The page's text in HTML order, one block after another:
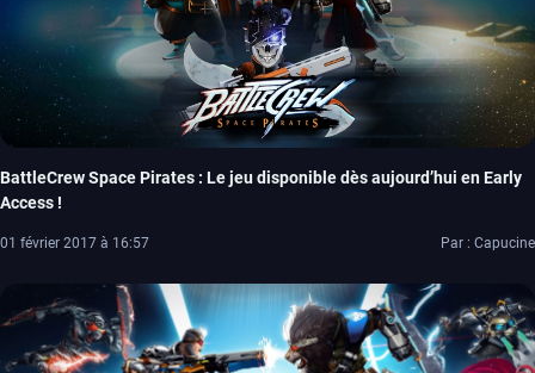
BattleCrew Space Pirates : Le jeu disponible dès aujourd’hui en Early
Access !
01 février 2017 à 16:57 Par : Capucine